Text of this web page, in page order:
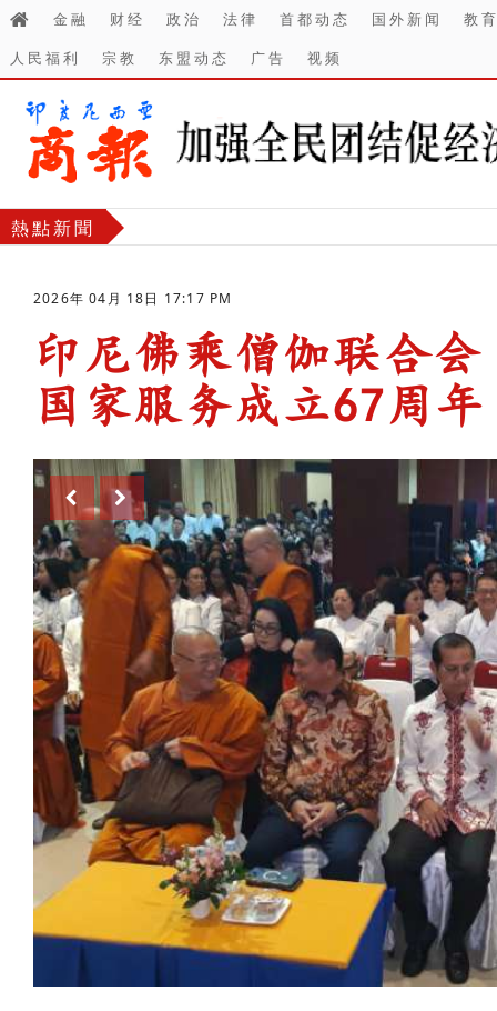
金融 财经 政治 法律 首都动态 国外新闻
教
人民福利
宗教 东盟动态 广告 视频
熱點新聞
2026年 04月 18日 17:17 PM
印尼佛乘僧伽联合
国家服务成立67周年